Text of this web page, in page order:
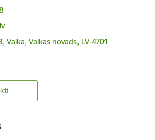
Valka, Valkas novads, LV-4701